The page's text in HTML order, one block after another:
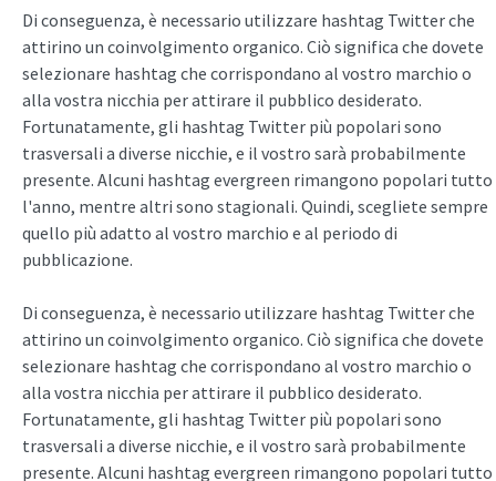
Di conseguenza, è necessario utilizzare hashtag Twitter che
attirino un coinvolgimento organico. Ciò significa che dovete
selezionare hashtag che corrispondano al vostro marchio o
alla vostra nicchia per attirare il pubblico desiderato.
Fortunatamente, gli hashtag Twitter più popolari sono
trasversali a diverse nicchie, e il vostro sarà probabilmente
presente. Alcuni hashtag evergreen rimangono popolari tutto
l'anno, mentre altri sono stagionali. Quindi, scegliete sempre
quello più adatto al vostro marchio e al periodo di
pubblicazione.
Di conseguenza, è necessario utilizzare hashtag Twitter che
attirino un coinvolgimento organico. Ciò significa che dovete
selezionare hashtag che corrispondano al vostro marchio o
alla vostra nicchia per attirare il pubblico desiderato.
Fortunatamente, gli hashtag Twitter più popolari sono
trasversali a diverse nicchie, e il vostro sarà probabilmente
presente. Alcuni hashtag evergreen rimangono popolari tutto